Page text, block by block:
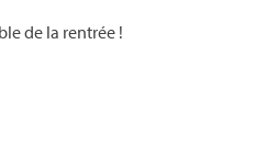
de la rentrée !